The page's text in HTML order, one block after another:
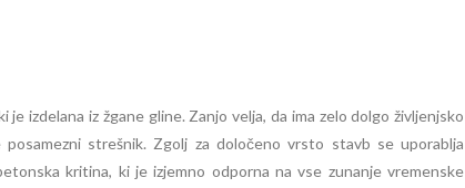
izdelana iz žgane gline. Zanjo velja, da ima zelo dolgo življenjsko
strešnik. Zgolj za določeno vrsto stavb se uporablja
kritina, ki je izjemno odporna na vse zunanje vremenske